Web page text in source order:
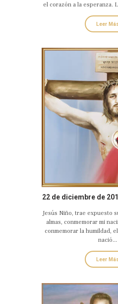
el corazón a la esperanza.
Leer
22 de diciembre de
CORAZÓN
Jesús Niño, trae expuesto
almas, conmemorar mi
conmemorar la humildad,
nació...
Leer